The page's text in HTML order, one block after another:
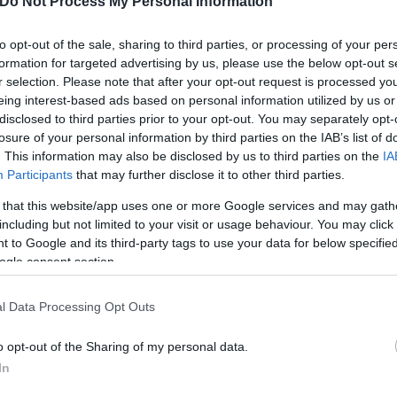
opt-out of the sale, sharing to third parties, or processing of your
for targeted advertising by us, please use the below opt-out
selection. Please note that after your opt-out request is processed
interest-based ads based on personal information utilized by us
to third parties prior to your opt-out. You may separately
of your personal information by third parties on the IAB’s list of
This information may also be disclosed by us to third parties on the
Participants that may further disclose it to other third parties.
that this website/app uses one or more Google services and may
but not limited to your visit or usage behaviour. You may
to Google and its third-party tags to use your data for below
consent section.
Data Processing Opt Outs
opt-out of the Sharing of my personal data.
ο Λάμπρος Κωνσταντάρας.
ε, τότε όλα γίνονται! Γιατί, ό,τι και αν μας
πολλά σε όσους αγαπούν λίγο παραπάνω απ’